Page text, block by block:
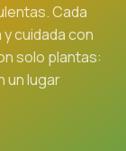
Cada
cuidada con
solo plantas:
un lugar